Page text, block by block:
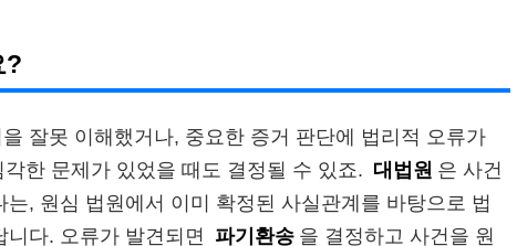
?
잘못 이해했거나, 중요한 증거 판단에 법리적 오류가
한 문제가 있었을 때도 결정될 수 있죠. 대법원 은 사건
, 원심 법원에서 이미 확정된 사실관계를 바탕으로 법
다. 오류가 발견되면
파기환송 을 결정하고 사건을 원